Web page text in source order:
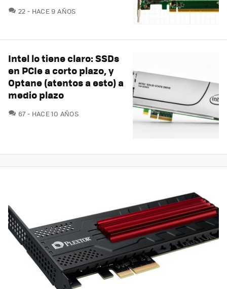
22 COMENTARIOS
HACE 9 AÑOS
Intel lo tiene claro: SSDs
en PCIe a corto plazo, y
Optane (atentos a esto) a
medio plazo
67COMENTARIOS
HACE 10 AÑOS